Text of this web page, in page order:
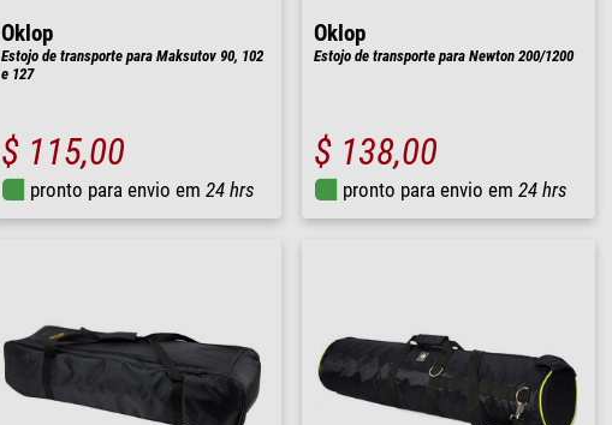
Oklop
Estojo de transporte para Maksutov 90, 102
e 127
$ 115,00
pronto para envio em 24 hrs
Oklop
Estojo de transporte para Newton 200/1200
$ 138,00
pronto para envio em 24 hrs